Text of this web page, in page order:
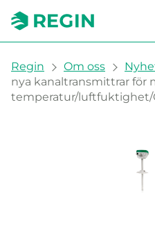
You are here:
Regin Om oss
nya kanaltransmittrar för
temperatur/luftfuktighet/